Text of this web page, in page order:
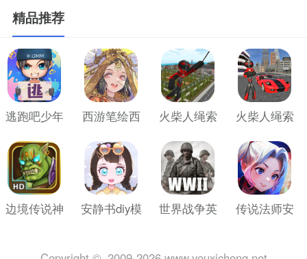
精品推荐
逃跑吧少年
2024最新版
西游笔绘西
行游戏手机
版
火柴人绳索
英雄老旧版
火柴人绳索
英雄1无限钻
石版
边境传说神
安静书diy模
世界战争英
传说法师安